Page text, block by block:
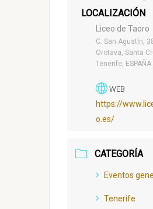
LOCALIZACIÓN
Liceo de Taoro
C. San Agustín,
Orotava, Santa
Tenerife, ESPAÑA
WEB
https://
o.es/
CATEGORÍA
Eventos
Tenerife